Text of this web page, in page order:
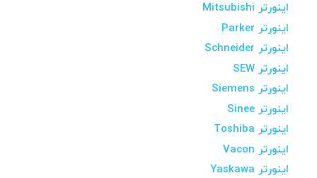
اینورتر Mitsubishi
اینورتر Parker
اینورتر Schneider
اینورتر SEW
اینورتر Siemens
اینورتر Sinee
اینورتر Toshiba
اینورتر Vacon
اینورتر Yaskawa